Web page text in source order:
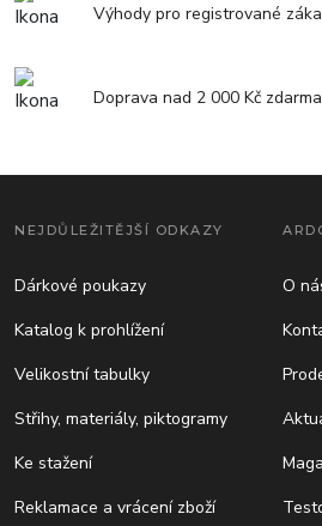
Výhody pro registrované
Doprava nad 2 000 Kč zdarma
NEJDŮLEŽITĚJŠÍ ODKAZY
Dárkové poukazy
Katalog k prohlížení
Velikostní tabulky
Střihy, materiály, piktogramy
Ke stažení
Reklamace a vrácení zboží
O